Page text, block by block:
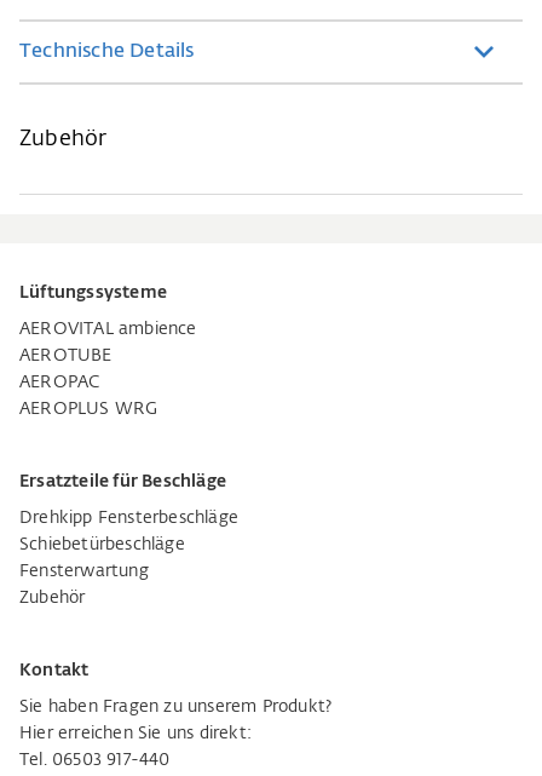
Technische Details
Zubehör
Lüftungssysteme
AEROVITAL ambience
AEROTUBE
AEROPAC
AEROPLUS WRG
Ersatzteile für Beschläge
Drehkipp Fensterbeschläge
Schiebetürbeschläge
Fensterwartung
Zubehör
Kontakt
Sie haben Fragen zu unserem Produkt?
Hier erreichen Sie uns direkt:
Tel. 06503 917-440